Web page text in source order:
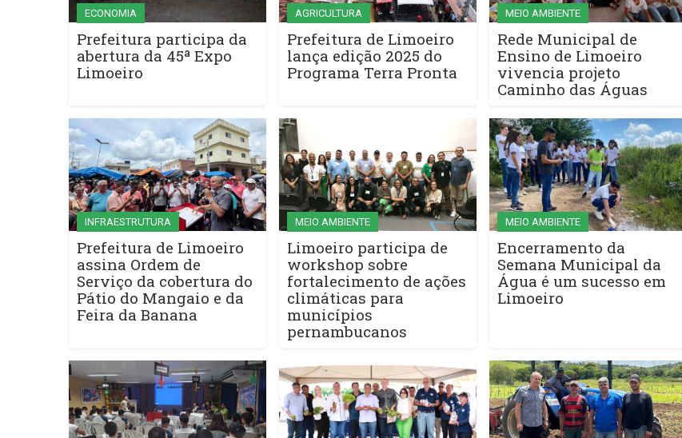
ECONOMIA
Prefeitura participa da
abertura da 45ª Expo
Limoeiro
AGRICULTURA
Prefeitura de Limoeiro
lança edição 2025 do
Programa Terra Pronta
MEIO AMBIENTE
Rede Municipal de
Ensino de Limoeiro
vivencia projeto
Caminho das Águas
INFRAESTRUTURA
Prefeitura de Limoeiro
assina Ordem de
Serviço da cobertura do
Pátio do Mangaio e da
Feira da Banana
MEIO AMBIENTE
Limoeiro participa de
workshop sobre
fortalecimento de ações
climáticas para
municípios
pernambucanos
MEIO AMBIENTE
Encerramento da
Semana Municipal da
Água é um sucesso em
Limoeiro